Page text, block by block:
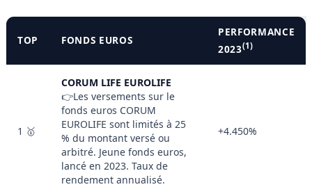
TOP FONDS EUROS
PERFORMANCE
2023(1)
1 🥇
CORUM LIFE EUROLIFE
👉Les versements sur le
fonds euros CORUM
EUROLIFE sont limités à 25
% du montant versé ou
arbitré. Jeune fonds euros,
lancé en 2023. Taux de
rendement annualisé.
+4.450%